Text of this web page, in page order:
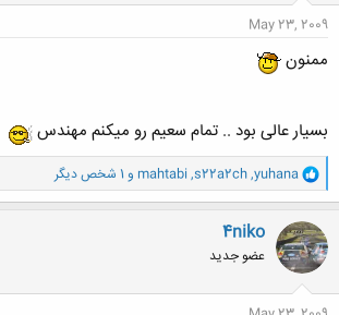
May 23, 2009
ممنون
بسیار عالی بود .. تمام سعیم رو میکنم مهندس
و
ا
ک
ن
ش
ه
ا
yuhana
,
s22a2ch
,
mahtabi و 1 شخص دیگر
4niko
عضو جدید